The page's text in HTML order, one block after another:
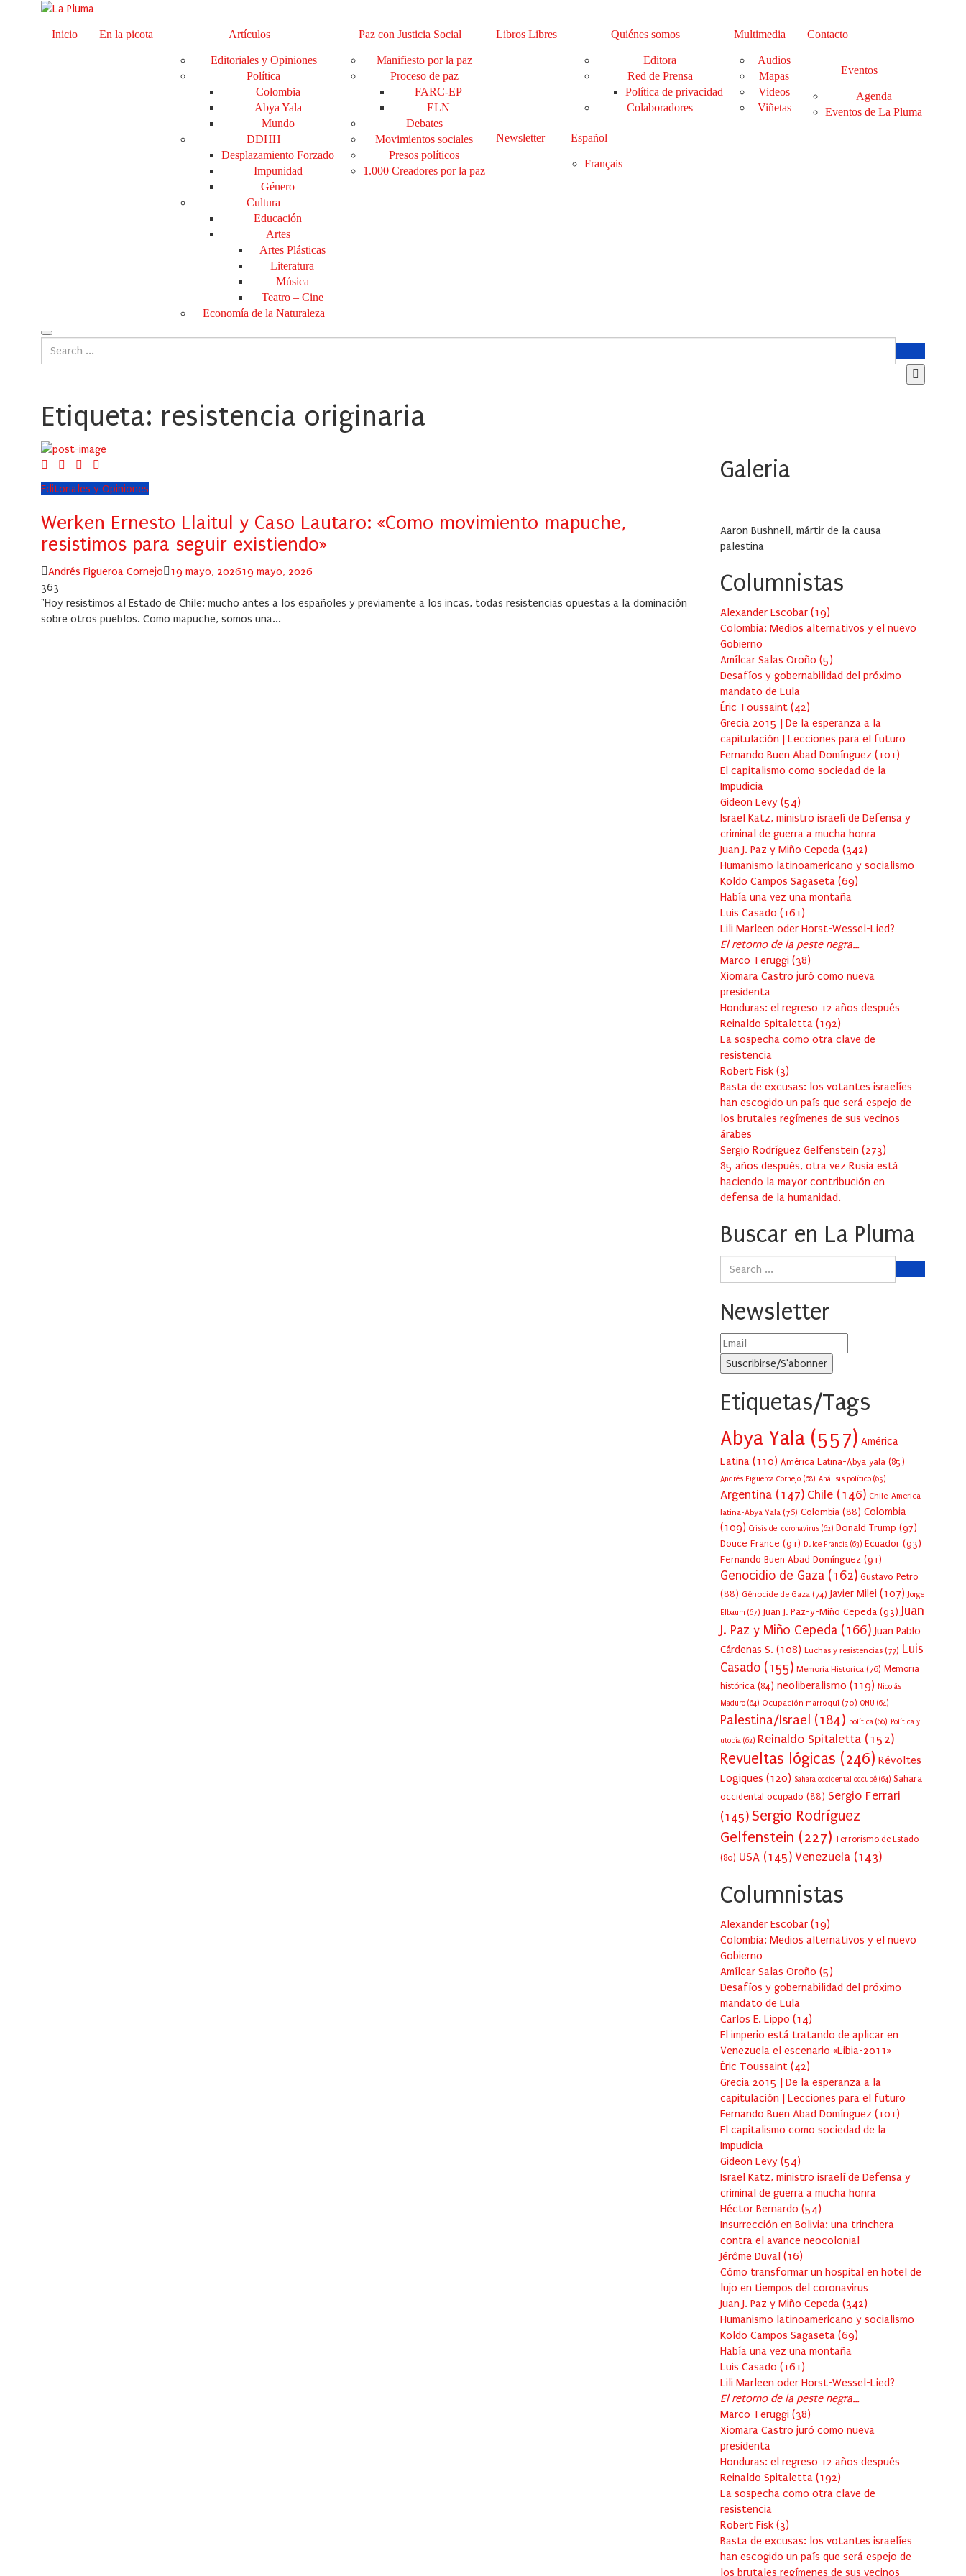
Inicio En la picota Artículos
Editoriales y Opiniones
Política
Colombia
Abya Yala
Mundo
DDHH
Desplazamiento Forzado
Impunidad
Género
Cultura
Educación
Artes
Artes Plásticas
Literatura
Música
Teatro – Cine
Economía de la Naturaleza
Paz con Justicia Social
Manifiesto por la paz
Proceso de paz
FARC-EP
ELN
Debates
Movimientos sociales
Presos políticos
1.000 Creadores por la paz
Libros Libres Quiénes somos
Editora
Red de Prensa
Política de privacidad
Colaboradores
Multimedia
Audios
Mapas
Videos
Viñetas
Contacto
Eventos
Agenda
Eventos de La Pluma
Newsletter Español
Français
Etiqueta: resistencia originaria
Editoriales y Opiniones
Werken Ernesto Llaitul y Caso Lautaro: «Como movimiento mapuche,
resistimos para seguir existiendo»
Author
Andrés Figueroa Cornejo
Posted
19 mayo, 202619 mayo, 2026
363
"Hoy resistimos al Estado de Chile; mucho antes a los españoles y previamente a los incas, todas resistencias opuestas a la dominación
sobre otros pueblos. Como mapuche, somos una...
Galeria
Aaron Bushnell, mártir de la causa
palestina
Columnistas
Alexander Escobar (19)
Colombia: Medios alternativos y el nuevo
Gobierno
Amílcar Salas Oroño (5)
Desafíos y gobernabilidad del próximo
mandato de Lula
Éric Toussaint (42)
Grecia 2015 | De la esperanza a la
capitulación | Lecciones para el futuro
Fernando Buen Abad Domínguez (101 )
El capitalismo como sociedad de la
Impudicia
Gideon Levy (54)
Israel Katz, ministro israelí de Defensa y
criminal de guerra a mucha honra
Juan J. Paz y Miño Cepeda (342)
Humanismo latinoamericano y socialismo
Koldo Campos Sagaseta (69)
Había una vez una montaña
Luis Casado (161 )
Lili Marleen oder Horst-Wessel-Lied?
El retorno de la peste negra…
Marco Teruggi (38)
Xiomara Castro juró como nueva
presidenta
Honduras: el regreso 12 años después
Reinaldo Spitaletta (192)
La sospecha como otra clave de
resistencia
Robert Fisk (3)
Basta de excusas: los votantes israelíes
han escogido un país que será espejo de
los brutales regímenes de sus vecinos
árabes
Sergio Rodríguez Gelfenstein (273)
85 años después, otra vez Rusia está
haciendo la mayor contribución en
defensa de la humanidad.
Buscar en La Pluma
Newsletter
Etiquetas/Tags
Abya Yala (557) América
Latina (110) América Latina-Abya yala (85)
Andrés Figueroa Cornejo (68) Análisis político (65)
Argentina (147) Chile (146) Chile-America
latina-Abya Yala (76) Colombia (88) Colombia
(109) Crisis del coronavirus (62) Donald Trump (97)
Douce France (91) Dulce Francia (63) Ecuador (93)
Fernando Buen Abad Domínguez (91)
Genocidio de Gaza (162) Gustavo Petro
(88) Génocide de Gaza (74) Javier Milei (107) Jorge
Elbaum (67) Juan J. Paz-y-Miño Cepeda (93) Juan
J. Paz y Miño Cepeda (166) Juan Pablo
Cárdenas S. (108) Luchas y resistencias (77) Luis
Casado (155) Memoria Historica (76) Memoria
histórica (84) neoliberalismo (119) Nicolás
Maduro (64) Ocupación marroquí (70) ONU (64)
Palestina/Israel (184) política (66) Política y
utopia (62) Reinaldo Spitaletta (152)
Revueltas lógicas (246) Révoltes
Logiques (120) Sahara occidental occupé (64) Sahara
occidental ocupado (88) Sergio Ferrari
(145) Sergio Rodríguez
Gelfenstein (227) Terrorismo de Estado
(80) USA (145) Venezuela (143)
Columnistas
Alexander Escobar (19)
Colombia: Medios alternativos y el nuevo
Gobierno
Amílcar Salas Oroño (5)
Desafíos y gobernabilidad del próximo
mandato de Lula
Carlos E. Lippo (14)
El imperio está tratando de aplicar en
Venezuela el escenario «Libia-2011»
Éric Toussaint (42)
Grecia 2015 | De la esperanza a la
capitulación | Lecciones para el futuro
Fernando Buen Abad Domínguez (101 )
El capitalismo como sociedad de la
Impudicia
Gideon Levy (54)
Israel Katz, ministro israelí de Defensa y
criminal de guerra a mucha honra
Héctor Bernardo (54)
Insurrección en Bolivia: una trinchera
contra el avance neocolonial
Jérôme Duval (16)
Cómo transformar un hospital en hotel de
lujo en tiempos del coronavirus
Juan J. Paz y Miño Cepeda (342)
Humanismo latinoamericano y socialismo
Koldo Campos Sagaseta (69)
Había una vez una montaña
Luis Casado (161 )
Lili Marleen oder Horst-Wessel-Lied?
El retorno de la peste negra…
Marco Teruggi (38)
Xiomara Castro juró como nueva
presidenta
Honduras: el regreso 12 años después
Reinaldo Spitaletta (192)
La sospecha como otra clave de
resistencia
Robert Fisk (3)
Basta de excusas: los votantes israelíes
han escogido un país que será espejo de
los brutales regímenes de sus vecinos